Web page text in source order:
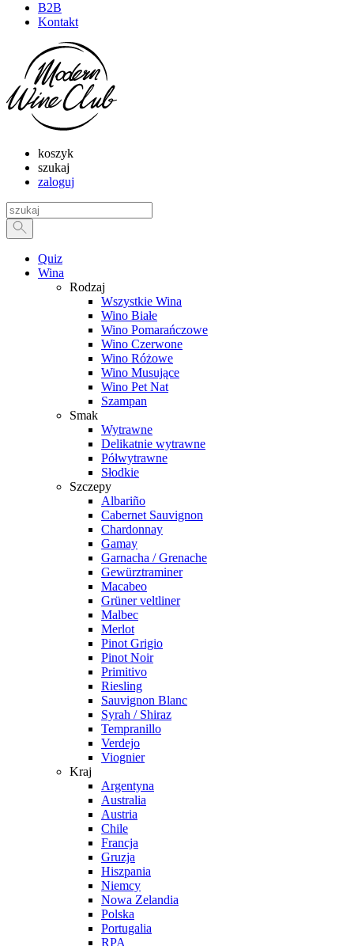
B2B
Kontakt
koszyk
szukaj
zaloguj
Quiz
Wina
Rodzaj
Wszystkie Wina
Wino Białe
Wino Pomarańczowe
Wino Czerwone
Wino Różowe
Wino Musujące
Wino Pet Nat
Szampan
Smak
Wytrawne
Delikatnie wytrawne
Półwytrawne
Słodkie
Szczepy
Albariño
Cabernet Sauvignon
Chardonnay
Gamay
Garnacha / Grenache
Gewürztraminer
Macabeo
Grüner veltliner
Malbec
Merlot
Pinot Grigio
Pinot Noir
Primitivo
Riesling
Sauvignon Blanc
Syrah / Shiraz
Tempranillo
Verdejo
Viognier
Kraj
Argentyna
Australia
Austria
Chile
Francja
Gruzja
Hiszpania
Niemcy
Nowa Zelandia
Polska
Portugalia
RPA